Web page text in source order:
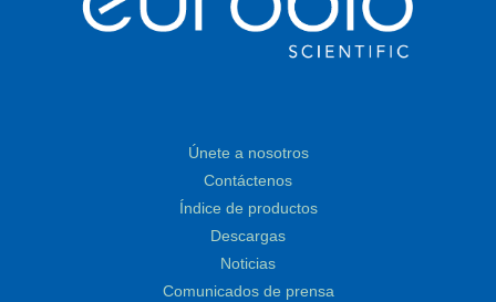
Únete a nosotros
Contáctenos
Índice de productos
Descargas
Noticias
Comunicados de prensa